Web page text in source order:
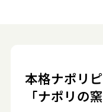
本格ナポリ
「ナポリの窯